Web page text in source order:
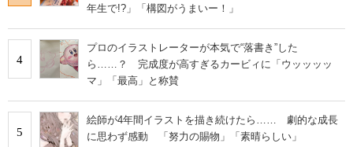
年生で!?」「構図がうまいー！」
4
プロのイラストレーターが本気で“落書き”した
ら……？ 完成度が高すぎるカービィに「ウッッッッ
マ」「最高」と称賛
5
絵師が4年間イラストを描き続けたら…… 劇的な成長
に思わず感動 「努力の賜物」「素晴らしい」